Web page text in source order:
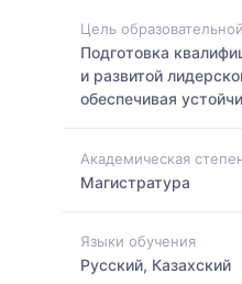
Цель
Подготовка
и развитой
обеспечивая
Академическая
Магистратура
Языки обучения
Русский, Казахский